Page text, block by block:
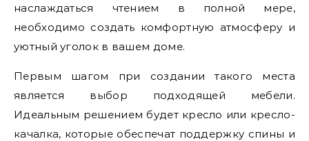
наслаждаться чтением в полной мере,
необходимо создать комфортную атмосферу и
уютный уголок в вашем доме.
Первым шагом при создании такого места
является выбор подходящей мебели.
Идеальным решением будет кресло или кресло-
качалка, которые обеспечат поддержку спины и